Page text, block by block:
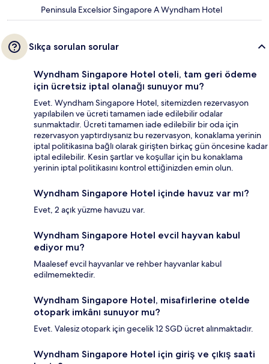
Peninsula Excelsior Singapore A Wyndham Hotel
Sıkça sorulan sorular
Wyndham Singapore Hotel oteli, tam geri ödeme
için ücretsiz iptal olanağı sunuyor mu?
Evet. Wyndham Singapore Hotel, sitemizden rezervasyon
yapılabilen ve ücreti tamamen iade edilebilir odalar
sunmaktadır. Ücreti tamamen iade edilebilir bir oda için
rezervasyon yaptırdıysanız bu rezervasyon, konaklama yerinin
iptal politikasına bağlı olarak girişten birkaç gün öncesine kadar
iptal edilebilir. Kesin şartlar ve koşullar için bu konaklama
yerinin iptal politikasını kontrol ettiğinizden emin olun.
Wyndham Singapore Hotel içinde havuz var mı?
Evet, 2 açık yüzme havuzu var.
Wyndham Singapore Hotel evcil hayvan kabul
ediyor mu?
Maalesef evcil hayvanlar ve rehber hayvanlar kabul
edilmemektedir.
Wyndham Singapore Hotel, misafirlerine otelde
otopark imkânı sunuyor mu?
Evet. Valesiz otopark için gecelik 12 SGD ücret alınmaktadır.
Wyndham Singapore Hotel için giriş ve çıkış saati